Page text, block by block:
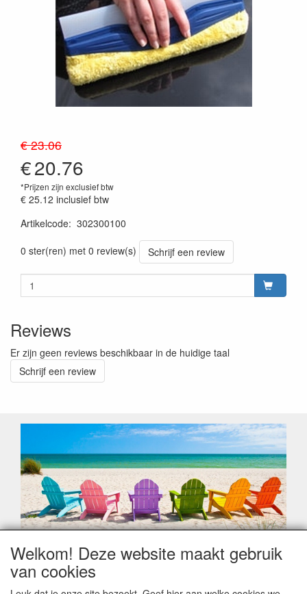
€ 23.06
€20.76
*Prijzen zijn exclusief btw
€ 25.12 inclusief btw
Artikelcode: 302300100
0 ster(ren) met 0 review(s)
Schrijf een review
Reviews
Er zijn geen reviews beschikbaar in de huidige taal
Schrijf een review
Geachte klant,
Zoals elk jaar zorgt de verlofperiode, naast een hoop
Welkom! Deze website maakt gebruik
van cookies